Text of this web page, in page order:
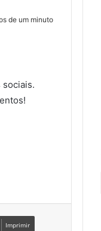
de um minuto
sociais.
Imprimir